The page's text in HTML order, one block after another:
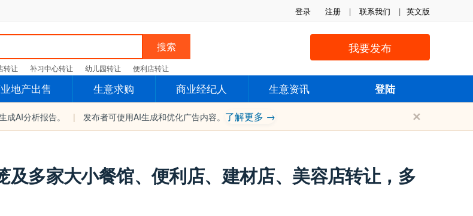
登录 注册 | 联系我们 | 英文版
我要发布
搜索
转让 补习中心转让 幼儿园转让 便利店转让
地产出售 生意求购 商业经纪人 生意资讯 登陆
成AI分析报告。 | 发布者可使用AI生成和优化广告内容。 了解更多 → ✕
多家大小餐馆​、便利店、建材店、美容店转让，​多